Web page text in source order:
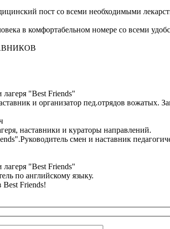
пост со всеми необходимыми
в комфортабельном номере со всеми
"Best Friends"
и организатор пед.отрядов вожатых.
наставники и кураторы направлений.
смен и наставник
"Best Friends"
по английскому языку.
Best Friends!